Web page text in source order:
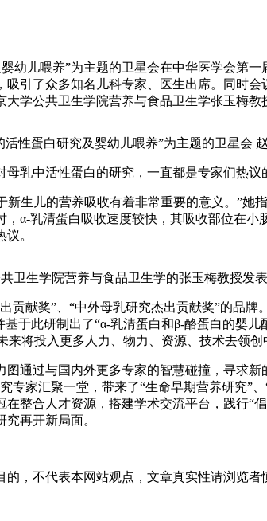
幼儿喂养”为主题的卫星会在中华医学会第
引了众多知名儿科专家、医生出席。同时
学公共卫生学院营养与食品卫生学张玉梅教
活性蛋白研究及婴幼儿喂养”为主题的卫星会
乳中活性蛋白的研究，一直都是专家们热议
生儿的营养吸收有着非常重要的意义。”她
α-乳清蛋白吸收速度较快，其吸收部位在
。
卫生学院营养与食品卫生学的张玉梅教授发
献奖”、“中外母乳研究杰出贡献奖”的品牌
于此研制出了“α-乳清蛋白和β-酪蛋白的婴
将投入更多人力、物力、资源、技术去领创
通过与国内外更多专家的智慧碰撞，寻求
家汇聚一堂，带来了“生命早期营养研究”
整合人才资源，搭建学术交流平台，践行“
再开新局面。
，不代表本网站观点，文章真实性请浏览者